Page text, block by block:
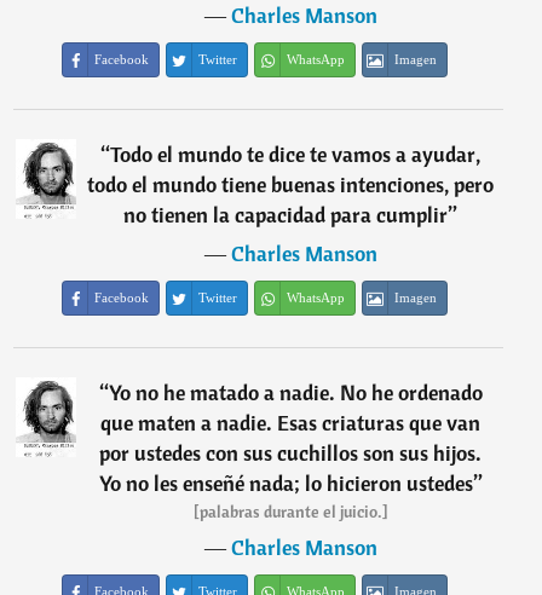
―Charles Manson
Facebook Twitter WhatsApp Imagen
“Todo el mundo te dice te vamos a ayudar,
todo el mundo tiene buenas intenciones, pero
no tienen la capacidad para cumplir”
―Charles Manson
Facebook Twitter WhatsApp Imagen
“Yo no he matado a nadie. No he ordenado
que maten a nadie. Esas criaturas que van
por ustedes con sus cuchillos son sus hijos.
Yo no les enseñé nada; lo hicieron ustedes”
[palabras durante el juicio.]
―Charles Manson
Facebook Twitter WhatsApp Imagen